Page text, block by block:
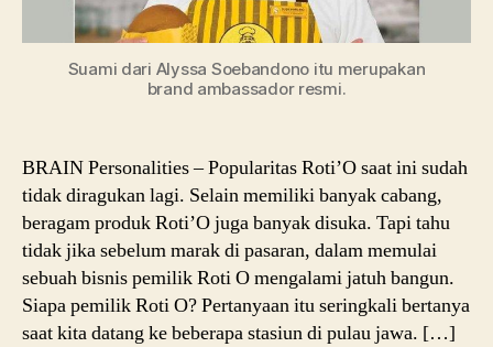
Suami dari Alyssa Soebandono itu merupakan
brand ambassador resmi.
BRAIN Personalities – Popularitas Roti’O saat ini sudah
tidak diragukan lagi. Selain memiliki banyak cabang,
beragam produk Roti’O juga banyak disuka. Tapi tahu
tidak jika sebelum marak di pasaran, dalam memulai
sebuah bisnis pemilik Roti O mengalami jatuh bangun.
Siapa pemilik Roti O? Pertanyaan itu seringkali bertanya
saat kita datang ke beberapa stasiun di pulau jawa. […]